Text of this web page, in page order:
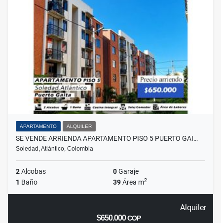
APARTAMENTO ALQUILER
SE VENDE ARRIENDA APARTAMENTO PISO 5 PUERTO GAI…
Soledad, Atlántico, Colombia
2Alcobas 0Garaje
1 Baño 39Área m2
Alquiler
$650.000COP